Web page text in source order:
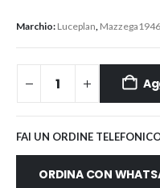
Marchio: Luceplan Mazzega1946
FAI UN ORDINE
ORDINA CON